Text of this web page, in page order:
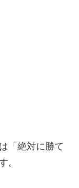
「絶対に勝て
。